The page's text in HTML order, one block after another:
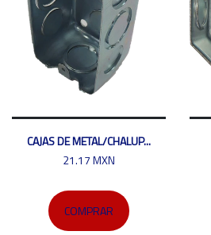
CAJAS DE METAL/CHALUP...
21.17 MXN
COMPRAR